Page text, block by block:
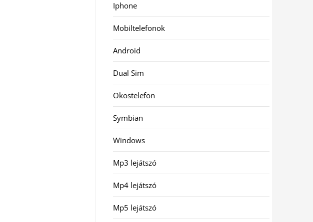
Iphone
Mobiltelefonok
Android
Dual Sim
Okostelefon
Symbian
Windows
Mp3 lejátszó
Mp4 lejátszó
Mp5 lejátszó